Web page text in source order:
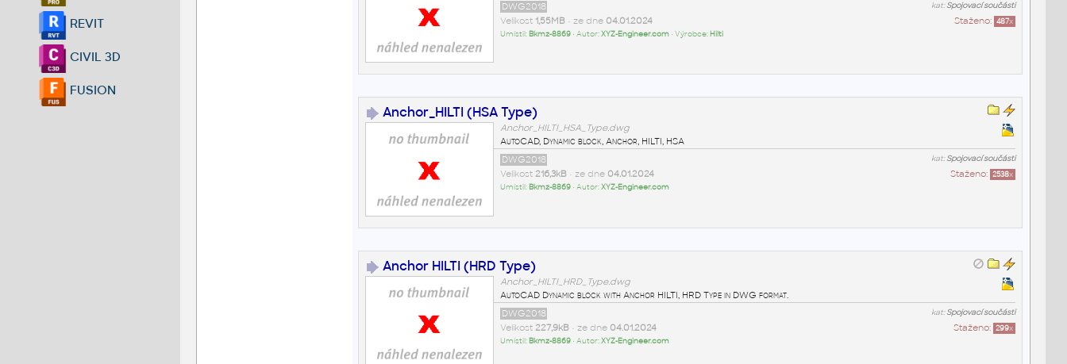
REVIT
CIVIL 3D
FUSION
kat:Spojovací součásti
DWG2018
Staženo: 487x
Velikost 1,55MB• ze dne 04.01.2024
Umístil: Bkmz-8869• Autor:XYZ-Engineer.com• Výrobce: Hilti
Anchor_HILTI (HSA Type)
Anchor_HILTI_HSA_Type.dwg
AutoCAD, Dynamic block, Anchor, HILTI, HSA
kat:Spojovací součásti
DWG2018
Staženo: 2538x
Velikost 216,3kB• ze dne 04.01.2024
Umístil: Bkmz-8869• Autor:XYZ-Engineer.com
Anchor HILTI (HRD Type)
Anchor_HILTI_HRD_Type.dwg
AutoCAD Dynamic block with Anchor HILTI, HRD Type in DWG format.
kat:Spojovací součásti
DWG2018
Staženo: 299x
Velikost 227,9kB• ze dne 04.01.2024
Umístil: Bkmz-8869• Autor:XYZ-Engineer.com